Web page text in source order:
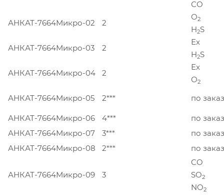
СО
АНКАТ-7664Микро-02
2
О2
H2S
АНКАТ-7664Микро-03
2
Ех
H2S
АНКАТ-7664Микро-04
2
Ех
О2
АНКАТ-7664Микро-05 2*** по
АНКАТ-7664Микро-06 4***
по
АНКАТ-7664Микро-07
3***
по
АНКАТ-7664Микро-08
2*** по
АНКАТ-7664Микро-09 3
CO
SO2
NO2